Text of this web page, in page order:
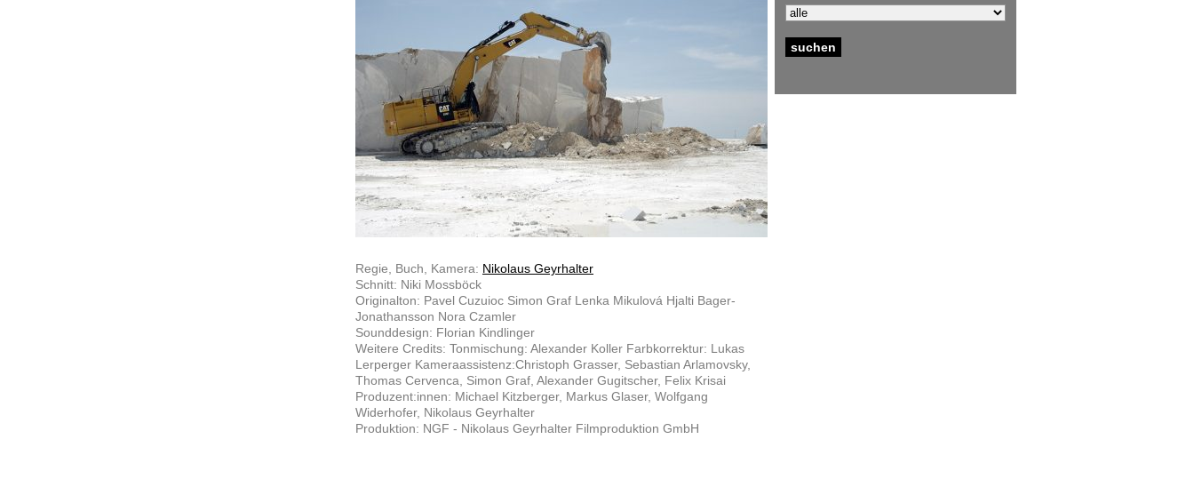
Regie, Buch, Kamera: Nikolaus Geyrhalter
Schnitt: Niki Mossböck
Originalton: Pavel Cuzuioc Simon Graf Lenka Mikulová Hjalti Bager-
Jonathansson Nora Czamler
Sounddesign: Florian Kindlinger
Weitere Credits: Tonmischung: Alexander Koller Farbkorrektur: Lukas
Lerperger Kameraassistenz:Christoph Grasser, Sebastian Arlamovsky,
Thomas Cervenca, Simon Graf, Alexander Gugitscher, Felix Krisai
Produzent:innen: Michael Kitzberger, Markus Glaser, Wolfgang
Widerhofer, Nikolaus Geyrhalter
Produktion: NGF - Nikolaus Geyrhalter Filmproduktion GmbH